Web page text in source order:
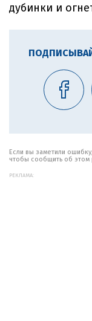
дубинки и
Если вы заметили
чтобы сообщить об этом
РЕКЛАМА: